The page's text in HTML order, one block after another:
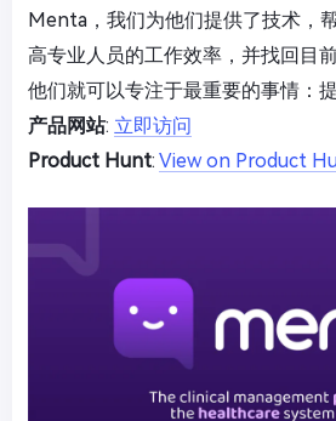
Menta，我们为他们提供了技术，
高专业人员的工作效率，并找回
他们就可以专注于最重要的事情：
产品网站: 立即访问
Product Hunt: View on Product